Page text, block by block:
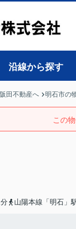
沿線から探す
田不動産へ 明石市の
この
山陽本線「明石」